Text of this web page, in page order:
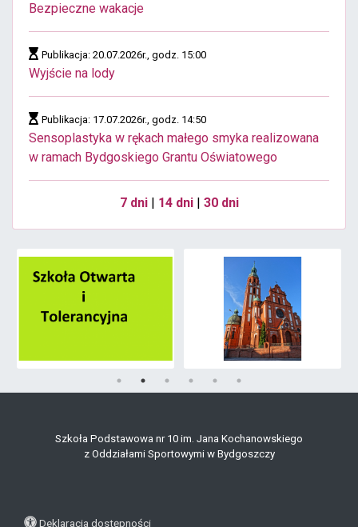
Bezpieczne wakacje
Publikacja: 20.07.2026r., godz. 15:00
Wyjście na lody
Publikacja: 17.07.2026r., godz. 14:50
Sensoplastyka w rękach małego smyka realizowana
w ramach Bydgoskiego Grantu Oświatowego
7 dni| 14 dni| 30 dni
Szkoła Podstawowa nr 10 im. Jana Kochanowskiego
z Oddziałami Sportowymi w Bydgoszczy
Deklaracja dostępności